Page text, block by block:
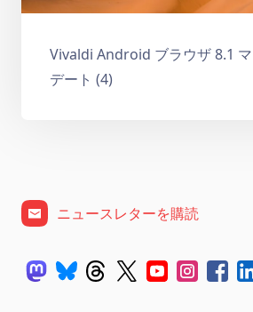
Vivaldi Android ブラウザ 8.1
デート (4)
ニュースレターを購読